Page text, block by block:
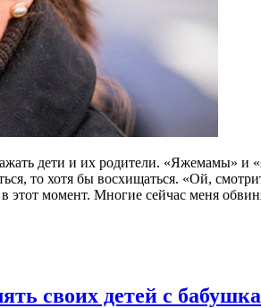
дети и их родители. «Яжемамы»
то хотя бы восхищаться. «Ой,
момент. Многие сейчас меня
своих детей с